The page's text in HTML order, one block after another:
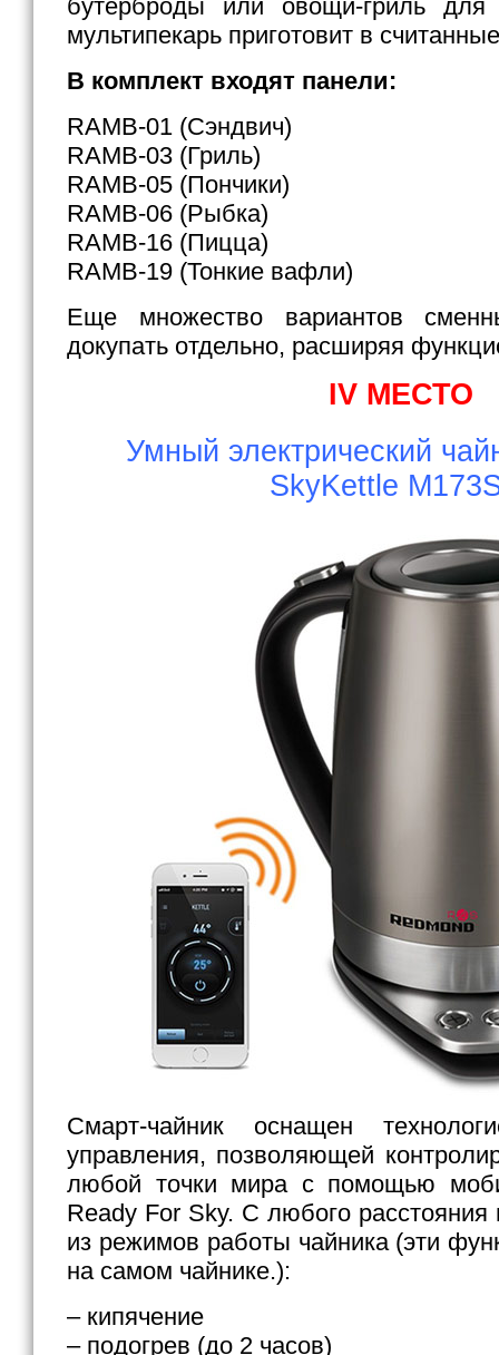
бутерброды или овощи-гриль
мультипекарь приготовит в
В комплект входят панели:
RAMB-01 (Сэндвич)
RAMB-03 (Гриль)
RAMB-05 (Пончики)
RAMB-06 (Рыбка)
RAMB-16 (Пицца)
RAMB-19 (Тонкие вафли)
Еще множество вариантов
докупать отдельно, расширяя
IV МЕСТО
Умный электрический
SkyKettle
Смарт-чайник оснащен
управления, позволяющей
любой точки мира с помощью
Ready For Sky. С любого
из режимов работы чайника (эти
на самом чайнике.):
– кипячение
– подогрев (до 2 часов)